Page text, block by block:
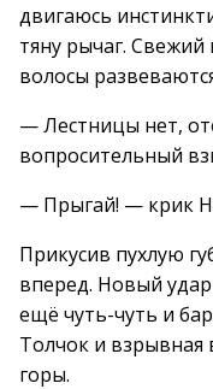
двигаюсь
тяну рычаг.
волосы
— Лестницы нет,
вопросительный
— Прыгай! — крик
Прикусив пухлую
вперед. Новый
ещё чуть-чуть и
Толчок и
горы.